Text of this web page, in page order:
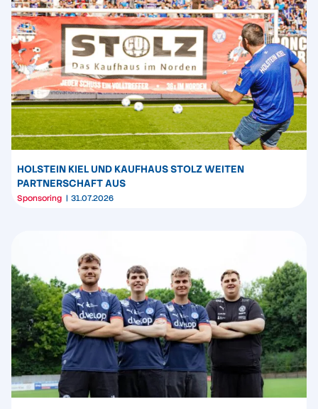
HOLSTEIN KIEL UND KAUFHAUS STOLZ WEITEN
PARTNERSCHAFT AUS
Sponsoring 31.07.2026